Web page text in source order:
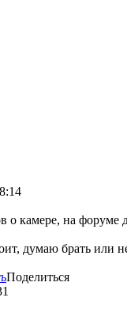
о камере, на форуме
думаю брать или
Поделиться